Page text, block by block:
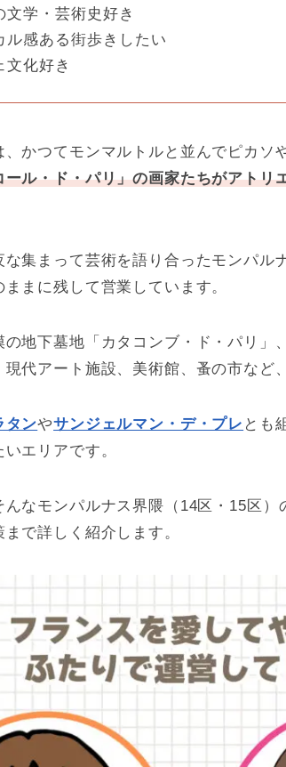
文学・芸術史好き
ル感ある街歩きしたい
文化好き
かつてモンマルトルと並んでピカソ
ール・ド・パリ」の画家たちがアトリ
な集まって芸術を語り合ったモンパル
まに残して営業しています。
の地下墓地「カタコンブ・ド・パリ」
代アート施設、美術館、蚤の市など
タンやサンジェルマン・デ・プレ とも
エリアです。
んなモンパルナス界隈（14区・15区
で詳しく紹介します。